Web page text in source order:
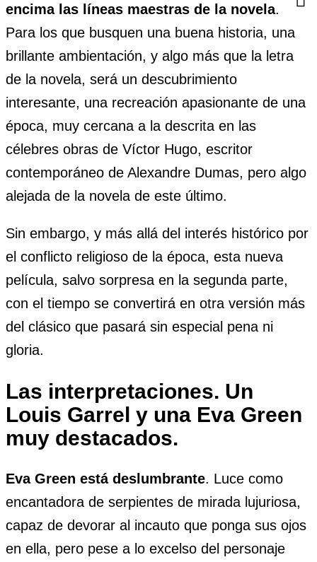
encima las líneas maestras de la novela.
Para los que busquen una buena historia, una
brillante ambientación, y algo más que la letra
de la novela, será un descubrimiento
interesante, una recreación apasionante de una
época, muy cercana a la descrita en las
célebres obras de Víctor Hugo, escritor
contemporáneo de Alexandre Dumas, pero algo
alejada de la novela de este último.
Sin embargo, y más allá del interés histórico por
el conflicto religioso de la época, esta nueva
película, salvo sorpresa en la segunda parte,
con el tiempo se convertirá en otra versión más
del clásico que pasará sin especial pena ni
gloria.
Las interpretaciones. Un
Louis Garrel y una Eva Green
muy destacados.
Eva Green está deslumbrante. Luce como
encantadora de serpientes de mirada lujuriosa,
capaz de devorar al incauto que ponga sus ojos
en ella, pero pese a lo excelso del personaje